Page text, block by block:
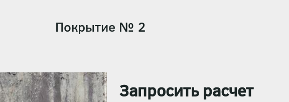
Покрытие № 2
Запросить расчет